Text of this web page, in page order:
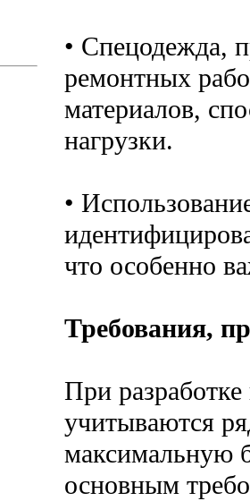
• Спецодежда,
ремонтных
материалов,
нагрузки.
•
что особенно
Требования,
При
учитываются
максимальную
основным